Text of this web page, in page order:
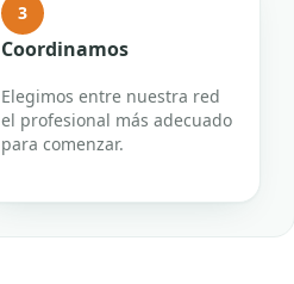
3
Coordinamos
Elegimos entre nuestra red
el profesional más adecuado
para comenzar.